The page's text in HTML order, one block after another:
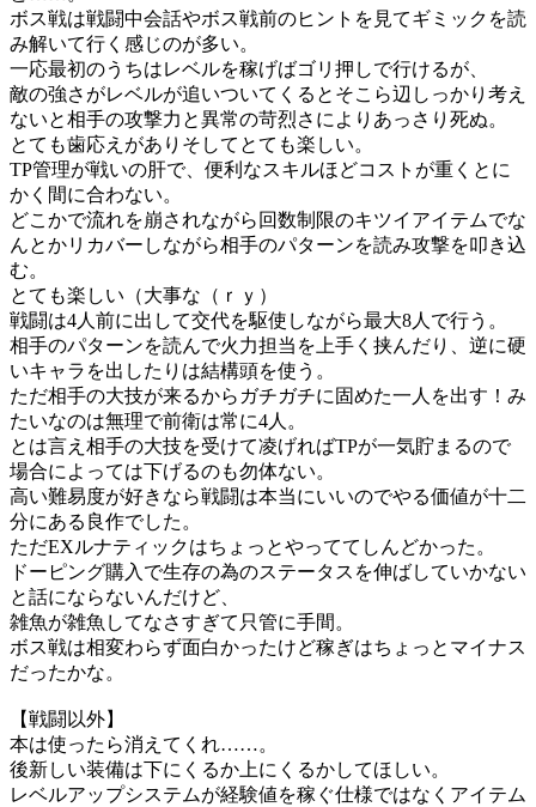
ボス戦は戦闘中会話やボス戦前のヒントを見てギミックを読
み解いて行く感じのが多い。
一応最初のうちはレベルを稼げばゴリ押しで行けるが、
敵の強さがレベルが追いついてくるとそこら辺しっかり考え
ないと相手の攻撃力と異常の苛烈さによりあっさり死ぬ。
とても歯応えがありそしてとても楽しい。
TP管理が戦いの肝で、便利なスキルほどコストが重くとに
かく間に合わない。
どこかで流れを崩されながら回数制限のキツイアイテムでな
んとかリカバーしながら相手のパターンを読み攻撃を叩き込
む。
とても楽しい（大事な（ｒｙ）
戦闘は4人前に出して交代を駆使しながら最大8人で行う。
相手のパターンを読んで火力担当を上手く挟んだり、逆に硬
いキャラを出したりは結構頭を使う。
ただ相手の大技が来るからガチガチに固めた一人を出す！み
たいなのは無理で前衛は常に4人。
とは言え相手の大技を受けて凌げればTPが一気貯まるので
場合によっては下げるのも勿体ない。
高い難易度が好きなら戦闘は本当にいいのでやる価値が十二
分にある良作でした。
ただEXルナティックはちょっとやっててしんどかった。
ドーピング購入で生存の為のステータスを伸ばしていかない
と話にならないんだけど、
雑魚が雑魚してなさすぎて只管に手間。
ボス戦は相変わらず面白かったけど稼ぎはちょっとマイナス
だったかな。
【戦闘以外】
本は使ったら消えてくれ……。
後新しい装備は下にくるか上にくるかしてほしい。
レベルアップシステムが経験値を稼ぐ仕様ではなくアイテム